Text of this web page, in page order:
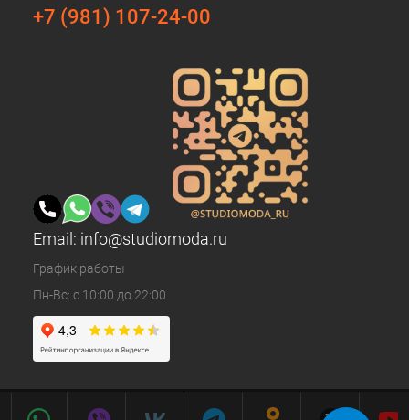
+7 (981) 107-24-00
Email: info@studiomoda.ru
График работы
Пн-Вс: с 10:00 до 22:00